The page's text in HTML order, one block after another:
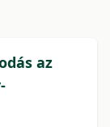
az